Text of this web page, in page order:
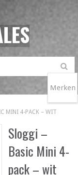
MINI 4-PACK – WIT
Sloggi –
Basic Mini 4-
pack – wit
Merken